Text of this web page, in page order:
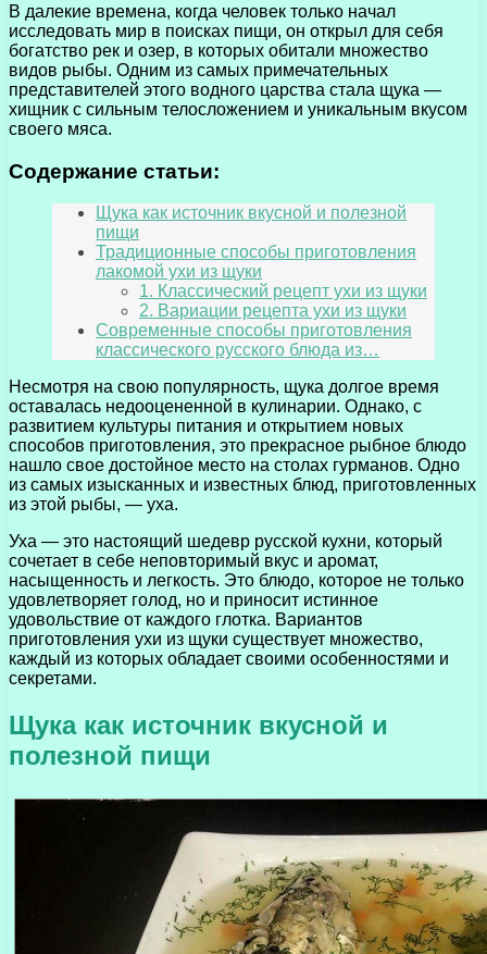
В далекие времена, когда человек только начал
исследовать мир в поисках пищи, он открыл для себя
богатство рек и озер, в которых обитали множество
видов рыбы. Одним из самых примечательных
представителей этого водного царства стала щука —
хищник с сильным телосложением и уникальным вкусом
своего мяса.
Содержание статьи:
Щука как источник вкусной и полезной
пищи
Традиционные способы приготовления
лакомой ухи из щуки
1. Классический рецепт ухи из щуки
2. Вариации рецепта ухи из щуки
Современные способы приготовления
классического русского блюда из…
Несмотря на свою популярность, щука долгое время
оставалась недооцененной в кулинарии. Однако, с
развитием культуры питания и открытием новых
способов приготовления, это прекрасное рыбное блюдо
нашло свое достойное место на столах гурманов. Одно
из самых изысканных и известных блюд, приготовленных
из этой рыбы, — уха.
Уха — это настоящий шедевр русской кухни, который
сочетает в себе неповторимый вкус и аромат,
насыщенность и легкость. Это блюдо, которое не только
удовлетворяет голод, но и приносит истинное
удовольствие от каждого глотка. Вариантов
приготовления ухи из щуки существует множество,
каждый из которых обладает своими особенностями и
секретами.
Щука как источник вкусной и
полезной пищи